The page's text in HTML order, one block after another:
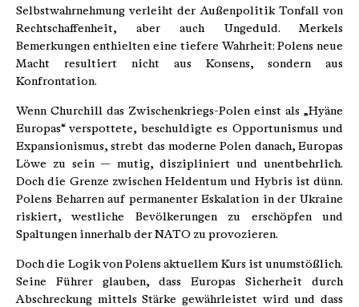
Selbstwahrnehmung verleiht der Außenpolitik Tonfall von
Rechtschaffenheit, aber auch Ungeduld. Merkels
Bemerkungen enthielten eine tiefere Wahrheit: Polens neue
Macht resultiert nicht aus Konsens, sondern aus
Konfrontation.
Wenn Churchill das Zwischenkriegs-Polen einst als „Hyäne
Europas“ verspottete, beschuldigte es Opportunismus und
Expansionismus, strebt das moderne Polen danach, Europas
Löwe zu sein — mutig, diszipliniert und unentbehrlich.
Doch die Grenze zwischen Heldentum und Hybris ist dünn.
Polens Beharren auf permanenter Eskalation in der Ukraine
riskiert, westliche Bevölkerungen zu erschöpfen und
Spaltungen innerhalb der NATO zu provozieren.
Doch die Logik von Polens aktuellem Kurs ist unumstößlich.
Seine Führer glauben, dass Europas Sicherheit durch
Abschreckung mittels Stärke gewährleistet wird und dass